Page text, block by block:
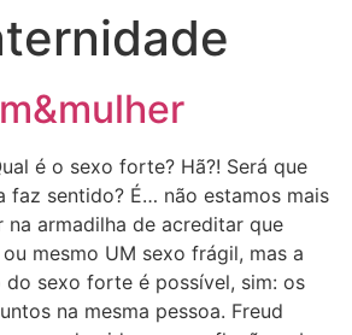
é o sexo forte? Hã?! Será que
faz sentido? É… não estamos mais
na armadilha de acreditar que
mesmo UM sexo frágil, mas a
do sexo forte é possível, sim: os
na mesma pessoa. Freud